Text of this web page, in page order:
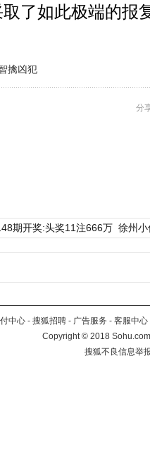
了如此极端的报
擒凶犯
分
期开奖:头奖11注666万 徐州
中心 - 搜狐招聘 - 广告服务 - 客服中心
Copyright©2018
搜狐不良信息举